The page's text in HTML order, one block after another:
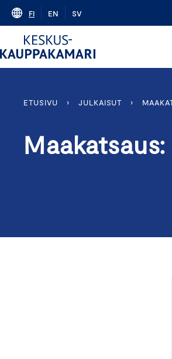
Skip
content
FI EN SV
ETUSIVU › JULKAISUT ›
Maakatsaus: